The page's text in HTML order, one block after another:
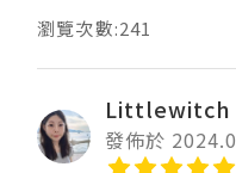
瀏覽次數:241
Littlewitch
發佈於